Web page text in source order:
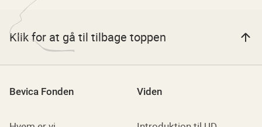
Klik for at gå til tilbage toppen
Bevica Fonden Viden